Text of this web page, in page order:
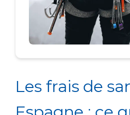
Les frais de